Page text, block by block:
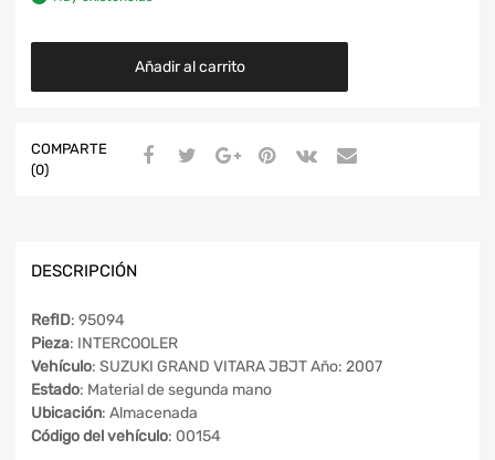
Añadir al carrito
COMPARTE
(0)
DESCRIPCIÓN
RefID: 95094
Pieza: INTERCOOLER
Vehículo: SUZUKI GRAND VITARA JBJT Año: 2007
Estado: Material de segunda mano
Ubicación: Almacenada
Código del vehículo: 00154